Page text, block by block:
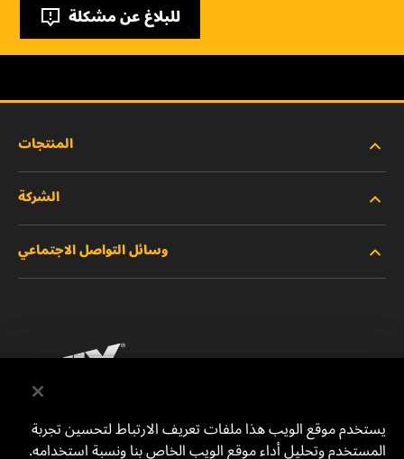
للبلاغ عن مشكلة
المنتجات
المنتجات الجديدة
المنتجات المتوقفة/المستبدلة
الشركة
الوظائف
إشعار قانوني
الطباعة
للتواصل معنا
وسائل التواصل الاجتماعي
يوتيوب
يستخدم موقع الويب هذا ملفات تعريف الارتباط لتحسين تجربة
المستخدم وتحليل أداء موقع الويب الخاص بنا ونسبة استخدامه.